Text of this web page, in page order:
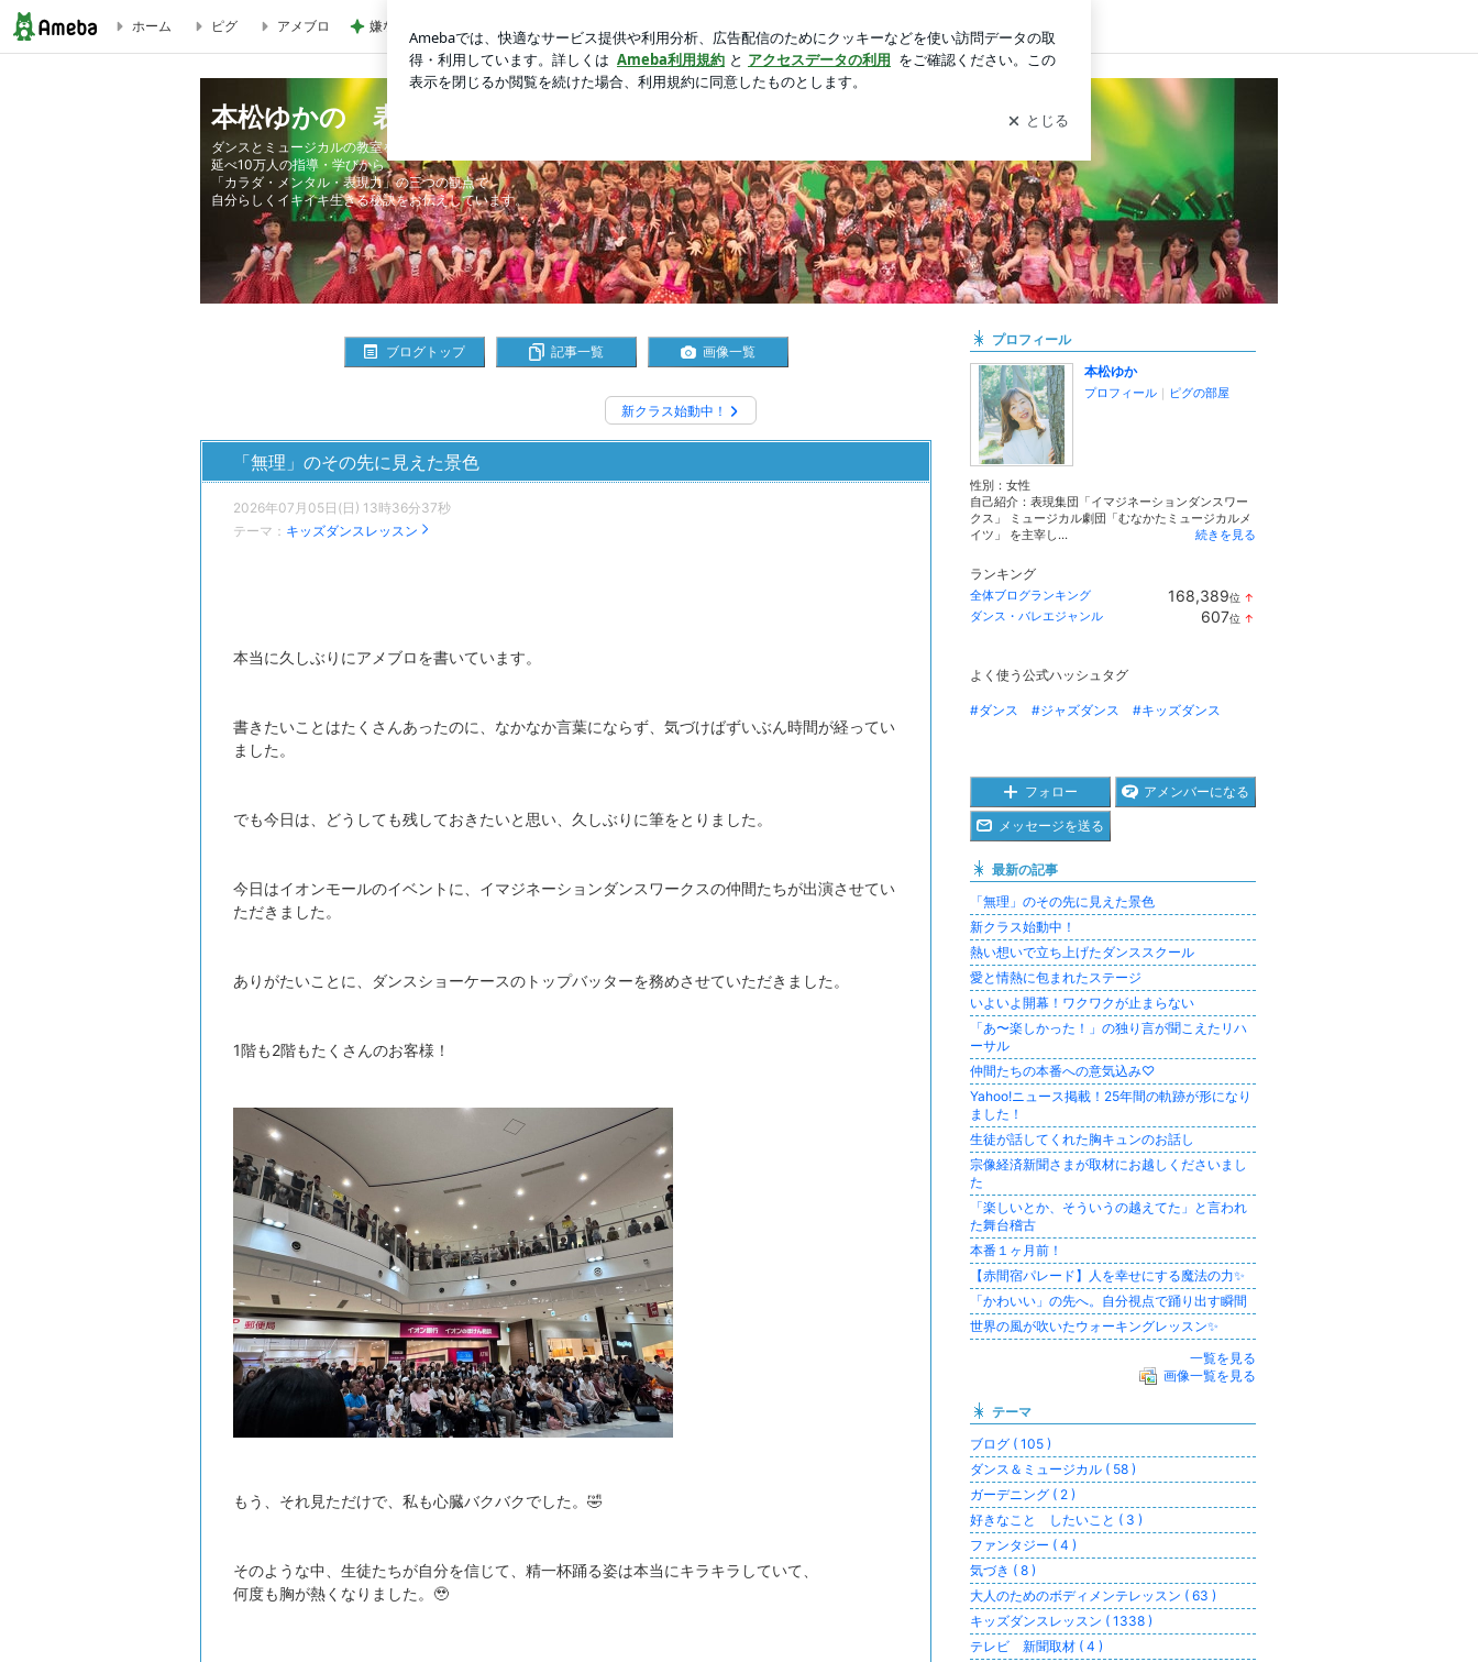
「無理」のその先に見えた景色 | 本松ゆかの 表現で元気に！
ホーム ピグ アメブロ 嫌な気持ちを夜にリセットする努力 ログイン
本松ゆかの 表現で元気に！
ダンスとミュージカルの教室を主宰して24年。
延べ10万人の指導・学びから
「カラダ・メンタル・表現力」の三つの観点で
自分らしくイキイキ生きる秘訣をお伝えしています。
ブログトップ 記事一覧 画像一覧
新クラス始動中！
「無理」のその先に見えた景色
2026年07月05日(日) 13時36分37秒
テーマ： キッズダンスレッスン
本当に久しぶりにアメブロを書いています。
書きたいことはたくさんあったのに、なかなか言葉にならず、気づけばずいぶん時間が経ってい
ました。
でも今日は、どうしても残しておきたいと思い、久しぶりに筆をとりました。
今日はイオンモールのイベントに、イマジネーションダンスワークスの仲間たちが出演させてい
ただきました。
ありがたいことに、ダンスショーケースのトップバッターを務めさせていただきました。
1階も2階もたくさんのお客様！
もう、それ見ただけで、私も心臓バクバクでした。🤣
そのような中、生徒たちが自分を信じて、精一杯踊る姿は本当にキラキラしていて、
何度も胸が熱くなりました。🥹
プロフィール
本松ゆか
プロフィール ｜ ピグの部屋
性別： 女性
自己紹介：表現集団「イマジネーションダンスワー
クス」 ミュージカル劇団「むなかたミュージカルメ
イツ」 を主宰し...
続きを見る
ランキング
全体ブログランキング 168,389位 ↑
ダンス・バレエジャンル 607位 ↑
よく使う公式ハッシュタグ
#ダンス #ジャズダンス #キッズダンス
フォロー アメンバーになる
メッセージを送る
最新の記事
「無理」のその先に見えた景色
新クラス始動中！
熱い想いで立ち上げたダンススクール
愛と情熱に包まれたステージ
いよいよ開幕！ワクワクが止まらない
「あ〜楽しかった！」の独り言が聞こえたリハ
ーサル
仲間たちの本番への意気込み♡
Yahoo!ニュース掲載！25年間の軌跡が形になり
ました！
生徒が話してくれた胸キュンのお話し
宗像経済新聞さまが取材にお越しくださいまし
た
「楽しいとか、そういうの越えてた」と言われ
た舞台稽古
本番１ヶ月前！
【赤間宿パレード】人を幸せにする魔法の力✨
「かわいい」の先へ。自分視点で踊り出す瞬間
世界の風が吹いたウォーキングレッスン✨
一覧を見る
画像一覧を見る
テーマ
ブログ ( 105 )
ダンス＆ミュージカル ( 58 )
ガーデニング ( 2 )
好きなこと したいこと ( 3 )
ファンタジー ( 4 )
気づき ( 8 )
大人のためのボディメンテレッスン ( 63 )
キッズダンスレッスン ( 1338 )
テレビ 新聞取材 ( 4 )